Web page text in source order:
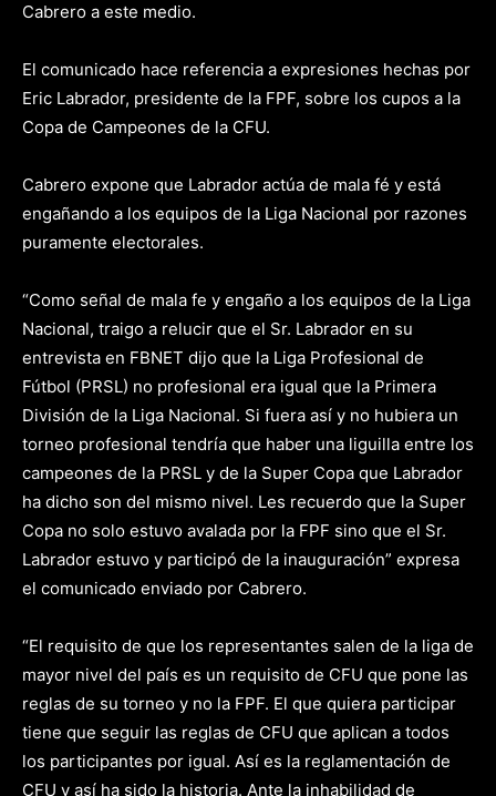
Cabrero a este medio.
El comunicado hace referencia a expresiones hechas por
Eric Labrador, presidente de la FPF, sobre los cupos a la
Copa de Campeones de la CFU.
Cabrero expone que Labrador actúa de mala fé y está
engañando a los equipos de la Liga Nacional por razones
puramente electorales.
“Como señal de mala fe y engaño a los equipos de la Liga
Nacional, traigo a relucir que el Sr. Labrador en su
entrevista en FBNET dijo que la Liga Profesional de
Fútbol (PRSL) no profesional era igual que la Primera
División de la Liga Nacional. Si fuera así y no hubiera un
torneo profesional tendría que haber una liguilla entre los
campeones de la PRSL y de la Super Copa que Labrador
ha dicho son del mismo nivel. Les recuerdo que la Super
Copa no solo estuvo avalada por la FPF sino que el Sr.
Labrador estuvo y participó de la inauguración” expresa
el comunicado enviado por Cabrero.
“El requisito de que los representantes salen de la liga de
mayor nivel del país es un requisito de CFU que pone las
reglas de su torneo y no la FPF. El que quiera participar
tiene que seguir las reglas de CFU que aplican a todos
los participantes por igual. Así es la reglamentación de
CFU y así ha sido la historia. Ante la inhabilidad de